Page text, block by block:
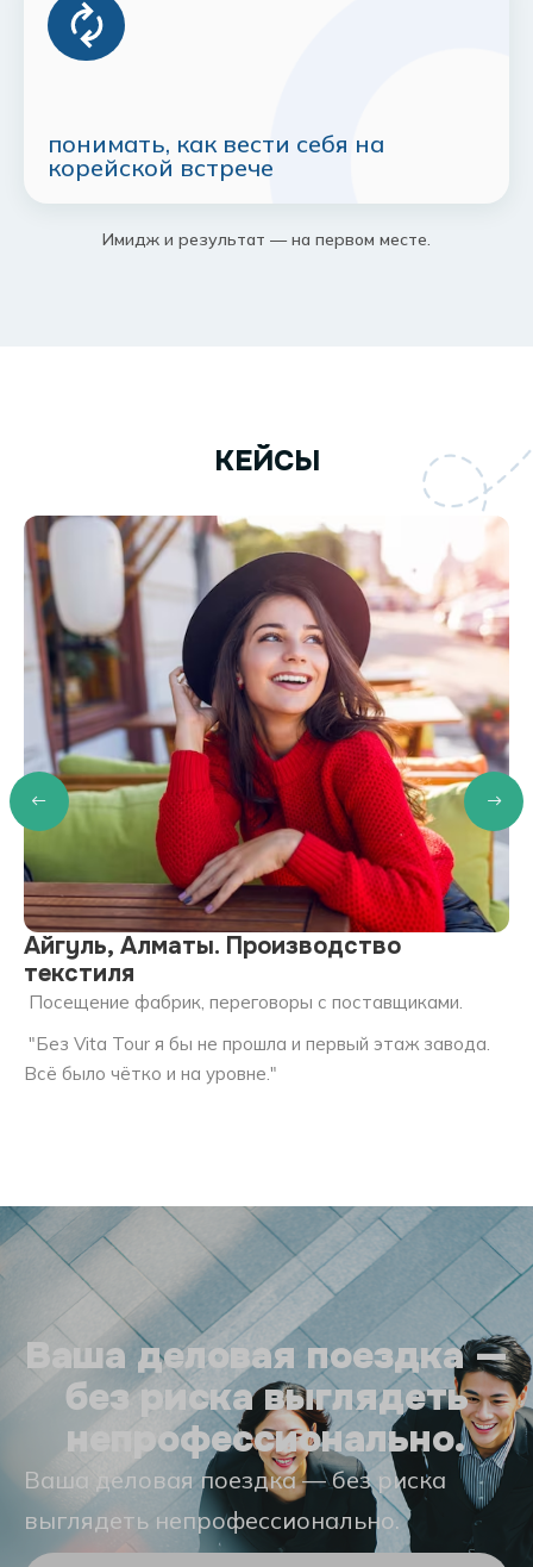
понимать, как вести себя на
корейской встрече
Имидж и результат — на первом месте.
КЕЙСЫ
Айгyль, Алматы. Производство
текстиля
Посещение фабрик, переговоры с поставщиками.
"Без Vita Tour я бы не прошла и первый этаж завода.
Всё было чётко и на уровне."
Ваша деловая поездка —
без риска выглядеть
непрофессионально.
Ваша деловая поездка — без риска
выглядеть непрофессионально.